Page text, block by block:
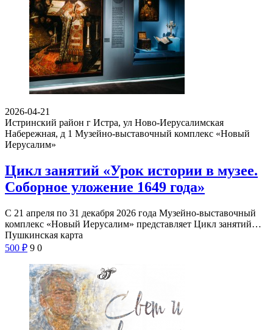
2026-04-21
Истринский район г Истра, ул Ново-Иерусалимская
Набережная, д 1 Музейно-выставочный комплекс «Новый
Иерусалим»
Цикл занятий «Урок истории в музее.
Соборное уложение 1649 года»
С 21 апреля по 31 декабря 2026 года Музейно-выставочный
комплекс «Новый Иерусалим» представляет Цикл занятий…
Пушкинская карта
500 ₽ 9 0